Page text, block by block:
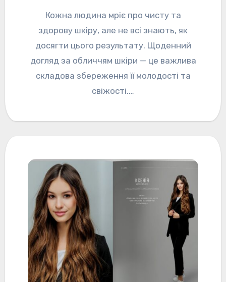
Кожна людина мріє про чисту та
здорову шкіру, але не всі знають, як
досягти цього результату. Щоденний
догляд за обличчям шкіри — це важлива
складова збереження її молодості та
свіжості.…